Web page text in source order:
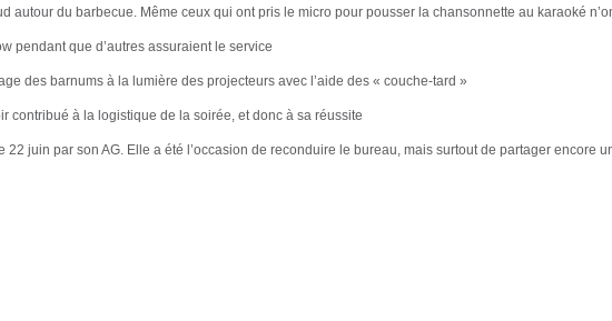
autour du barbecue. Même ceux qui ont pris le micro pour pousser la chansonnette au karaoké
pendant que d’autres assuraient le service
des barnums à la lumière des projecteurs avec l’aide des « couche-tard »
contribué à la logistique de la soirée, et donc à sa réussite
22 juin par son AG. Elle a été l’occasion de reconduire le bureau, mais surtout de partager